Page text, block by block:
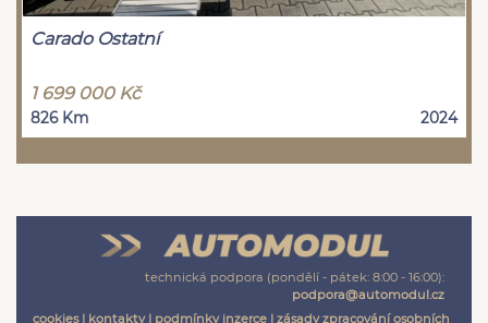
Carado Ostatní
1 699 000 Kč
826 Km 2024
technická podpora (pondělí - pátek: 8:00 - 16:00):
podpora@automodul.cz
cookies| kontakty| podmínky inzerce | zásady zpracování osobních